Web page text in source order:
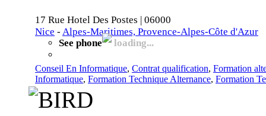
17 Rue Hotel Des Postes | 06000
Nice - Alpes-Maritimes, Provence-Alpes-Côte d'Azur
See phone
loading...
Conseil En Informatique, Contrat qualification, Formation
Informatique, Formation Technique Alternance, Formation